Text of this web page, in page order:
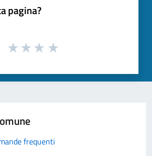
pagina?
frequenti